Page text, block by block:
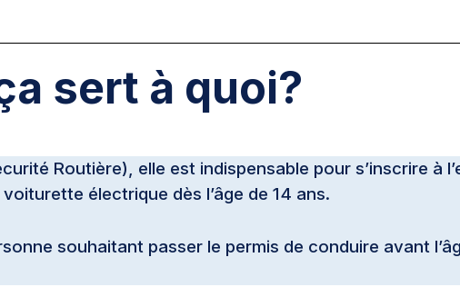
sert à quoi?
Routière), elle est indispensable pour s’inscrire à
électrique dès l’âge de 14 ans.
souhaitant passer le permis de conduire avant